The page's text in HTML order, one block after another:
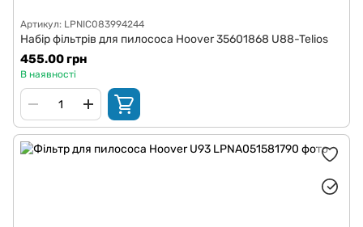
Артикул: LPNIC083994244
Набір фільтрів для пилососа Hoover 35601868 U88-Telios
455.00 грн
В наявності